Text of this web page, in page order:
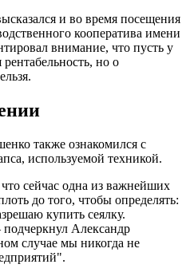
и во время посещения
кооператива имени
внимание, что пусть у
но о
также ознакомился с
используемой техникой.
сейчас одна из важнейших
до того, чтобы определять:
купить сеялку.
Александр
случае мы никогда не